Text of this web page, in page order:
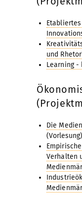
und
Learning -
Die
(Vorlesung)
Verhalten